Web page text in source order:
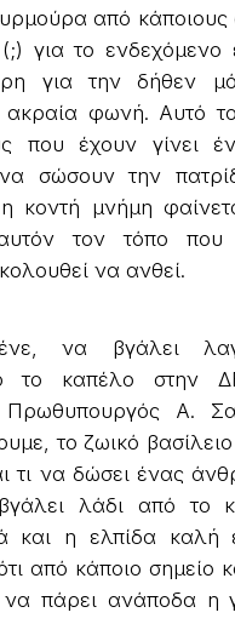
από κάποιους
για το ενδεχόμενο
για την δήθεν
φωνή. Αυτό
που έχουν γίνει
σώσουν την
κοντή μνήμη
αυτόν τον τόπο
να ανθεί.
να βγάλει
το καπέλο στην
Πρωθυπουργός Α.
το ζωικό βασίλειο
τι να δώσει ένας
λάδι από το
και η ελπίδα καλή
από κάποιο σημείο
να πάρει ανάποδα η